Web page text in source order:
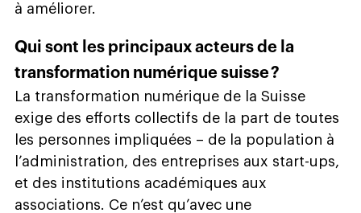
à améliorer.
Qui sont les principaux acteurs de la
transformation numérique suisse ?
La transformation numérique de la Suisse
exige des efforts collectifs de la part de toutes
les personnes impliquées – de la population à
l’administration, des entreprises aux start-ups,
et des institutions académiques aux
associations. Ce n’est qu’avec une